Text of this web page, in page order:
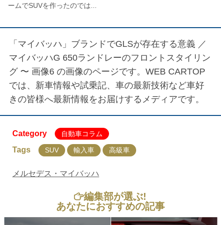
ームでSUVを作ったのでは...
「マイバッハ」ブランドでGLSが存在する意義 ／
マイバッハG 650ランドレーのフロントスタイリン
グ 〜 画像6 の画像のページです。WEB CARTOP
では、新車情報や試乗記、車の最新技術など車好
きの皆様へ最新情報をお届けするメディアです。
Category 自動車コラム
Tags SUV 輸入車 高級車
メルセデス・マイバッハ
編集部が選ぶ!
あなたにおすすめの記事